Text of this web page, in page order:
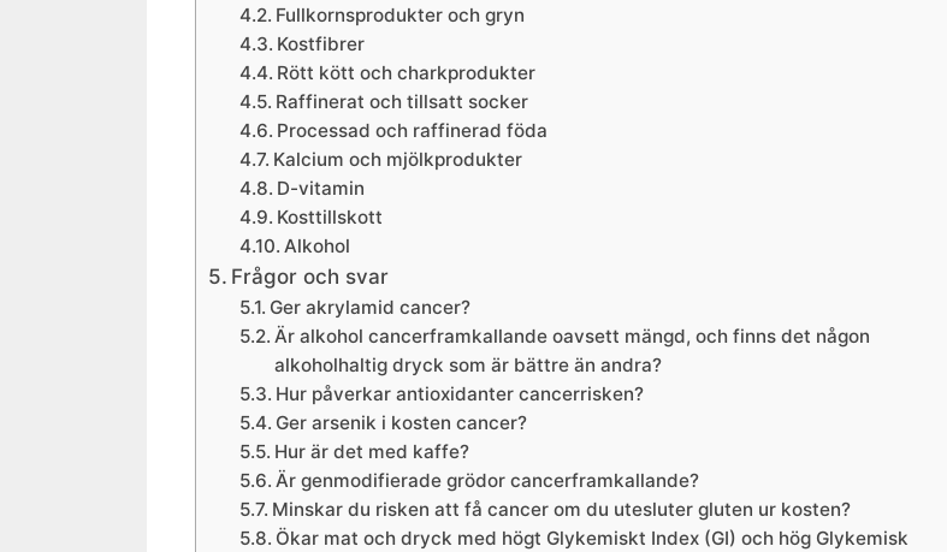
Fullkornsprodukter och gryn
Kostfibrer
Rött kött och charkprodukter
Raffinerat och tillsatt socker
Processad och raffinerad föda
Kalcium och mjölkprodukter
D-vitamin
Kosttillskott
Alkohol
Frågor och svar
Ger akrylamid cancer?
Är alkohol cancerframkallande oavsett mängd, och finns det någon
alkoholhaltig dryck som är bättre än andra?
Hur påverkar antioxidanter cancerrisken?
Ger arsenik i kosten cancer?
Hur är det med kaffe?
Är genmodifierade grödor cancerframkallande?
Minskar du risken att få cancer om du utesluter gluten ur kosten?
Ökar mat och dryck med högt Glykemiskt Index (GI) och hög Glykemisk